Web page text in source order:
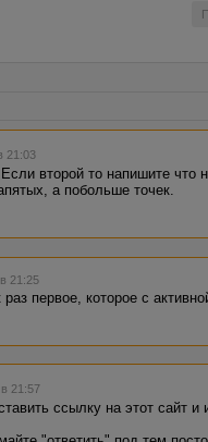
21:03
второй то напишите что
а побольше точек.
21:25
первое, которое с
21:57
ссылку на этот сайт